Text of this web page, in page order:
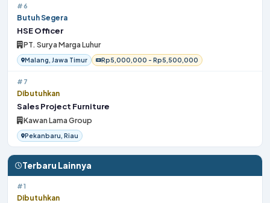
#6
Butuh Segera
HSE Officer
PT. Surya Marga Luhur
Malang, Jawa Timur Rp5,000,000 - Rp5,500,000
#7
Dibutuhkan
Sales Project Furniture
Kawan Lama Group
Pekanbaru, Riau
Terbaru Lainnya
#1
Dibutuhkan